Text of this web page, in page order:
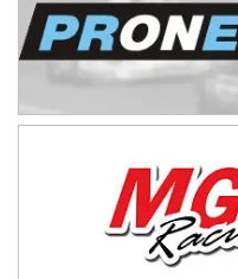
Humboldt (Santa Fe)
NORESTE SANTAFESINO - F6
Ciudad de Avellaneda (Asfalto)
José Samuel Sánchez (Tierra)
Rufino (Santa Fe)
TUCUMANO - F5
Juan Navarro (Asfalto)